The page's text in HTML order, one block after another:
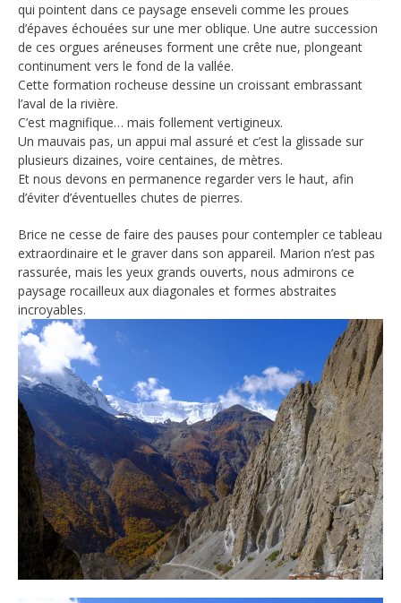
qui pointent dans ce paysage enseveli comme les proues
d’épaves échouées sur une mer oblique. Une autre succession
de ces orgues aréneuses forment une crête nue, plongeant
continument vers le fond de la vallée.
Cette formation rocheuse dessine un croissant embrassant
l’aval de la rivière.
C’est magnifique… mais follement vertigineux.
Un mauvais pas, un appui mal assuré et c’est la glissade sur
plusieurs dizaines, voire centaines, de mètres.
Et nous devons en permanence regarder vers le haut, afin
d’éviter d’éventuelles chutes de pierres.
Brice ne cesse de faire des pauses pour contempler ce tableau
extraordinaire et le graver dans son appareil. Marion n’est pas
rassurée, mais les yeux grands ouverts, nous admirons ce
paysage rocailleux aux diagonales et formes abstraites
incroyables.